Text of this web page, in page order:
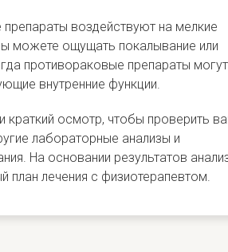
препараты воздействуют на мелкие
можете ощущать покалывание или
противораковые препараты могут
внутренние функции.
осмотр, чтобы проверить
лабораторные анализы и
На основании результатов
план лечения с физиотерапевтом.